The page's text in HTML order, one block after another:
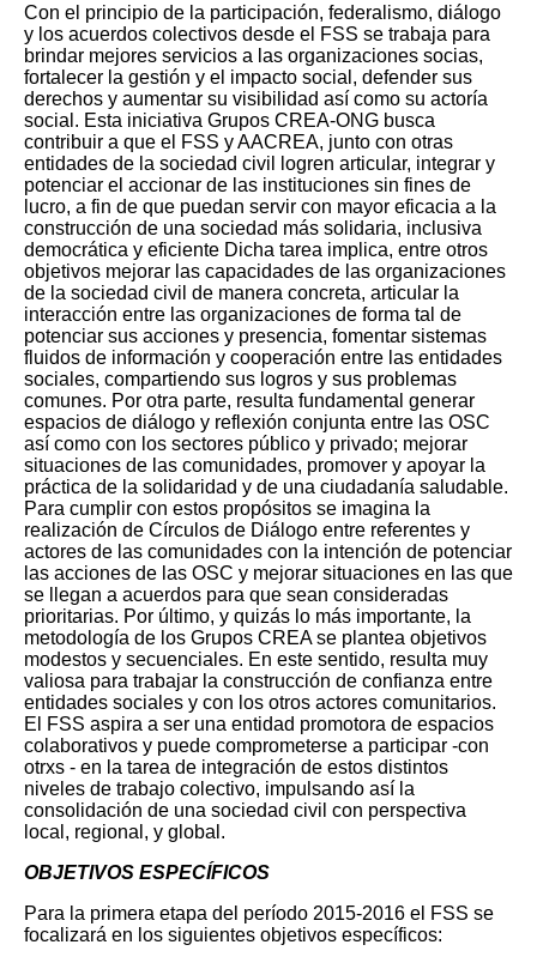
Con el principio de la participación, federalismo, diálogo
y los acuerdos colectivos desde el FSS se trabaja para
brindar mejores servicios a las organizaciones socias,
fortalecer la gestión y el impacto social, defender sus
derechos y aumentar su visibilidad así como su actoría
social. Esta iniciativa Grupos CREA-ONG busca
contribuir a que el FSS y AACREA, junto con otras
entidades de la sociedad civil logren articular, integrar y
potenciar el accionar de las instituciones sin fines de
lucro, a fin de que puedan servir con mayor eficacia a la
construcción de una sociedad más solidaria, inclusiva
democrática y eficiente Dicha tarea implica, entre otros
objetivos mejorar las capacidades de las organizaciones
de la sociedad civil de manera concreta, articular la
interacción entre las organizaciones de forma tal de
potenciar sus acciones y presencia, fomentar sistemas
fluidos de información y cooperación entre las entidades
sociales, compartiendo sus logros y sus problemas
comunes. Por otra parte, resulta fundamental generar
espacios de diálogo y reflexión conjunta entre las OSC
así como con los sectores público y privado; mejorar
situaciones de las comunidades, promover y apoyar la
práctica de la solidaridad y de una ciudadanía saludable.
Para cumplir con estos propósitos se imagina la
realización de Círculos de Diálogo entre referentes y
actores de las comunidades con la intención de potenciar
las acciones de las OSC y mejorar situaciones en las que
se llegan a acuerdos para que sean consideradas
prioritarias. Por último, y quizás lo más importante, la
metodología de los Grupos CREA se plantea objetivos
modestos y secuenciales. En este sentido, resulta muy
valiosa para trabajar la construcción de confianza entre
entidades sociales y con los otros actores comunitarios.
El FSS aspira a ser una entidad promotora de espacios
colaborativos y puede comprometerse a participar -con
otrxs - en la tarea de integración de estos distintos
niveles de trabajo colectivo, impulsando así la
consolidación de una sociedad civil con perspectiva
local, regional, y global.
OBJETIVOS ESPECÍFICOS
Para la primera etapa del período 2015-2016 el FSS se
focalizará en los siguientes objetivos específicos: